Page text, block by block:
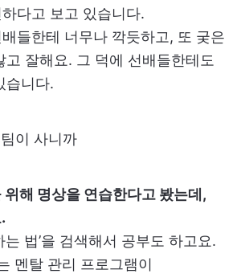
다고 보고 있습니다.
들한테 너무나 깍듯하고, 또 궂은
고 잘해요. 그 덕에 선배들한테도
습니다.
이 사니까
위해 명상을 연습한다고 봤는데,
는 법’을 검색해서 공부도 하고요.
멘탈 관리 프로그램이